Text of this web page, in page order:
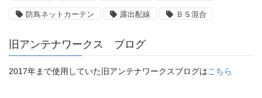
防鳥ネットカーテン 露出配線 ＢＳ混合
旧アンテナワークス ブログ
2017年まで使用していた旧アンテナワークスブログはこちら